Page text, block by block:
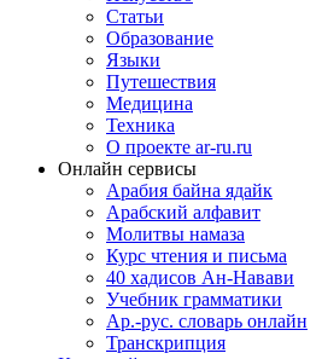
Статьи
Образование
Языки
Путешествия
Медицина
Техника
О проекте ar-ru.ru
Онлайн сервисы
Арабия байна ядайк
Арабский алфавит
Молитвы намаза
Курс чтения и письма
40 хадисов Ан-Навави
Учебник грамматики
Ар.-рус. словарь онлайн
Транскрипция